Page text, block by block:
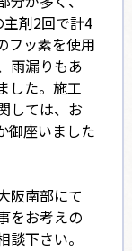
剤2回で計4
フッ素を使用
雨漏りもあ
した。施工
しては、お
御座いました
阪南部にて
をお考えの
下さい。